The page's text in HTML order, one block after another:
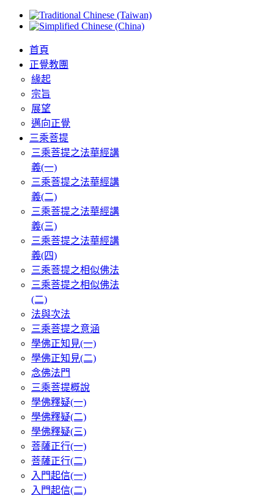
首頁
正覺教團
緣起
宗旨
展望
邁向正覺
三乘菩提
三乘菩提之法華經講
義(一)
三乘菩提之法華經講
義(二)
三乘菩提之法華經講
義(三)
三乘菩提之法華經講
義(四)
三乘菩提之相似佛法
三乘菩提之相似佛法
(二)
法與次法
三乘菩提之意涵
學佛正知見(一)
學佛正知見(二)
念佛法門
三乘菩提概說
學佛釋疑(一)
學佛釋疑(二)
學佛釋疑(三)
菩薩正行(一)
菩薩正行(二)
入門起信(一)
入門起信(二)